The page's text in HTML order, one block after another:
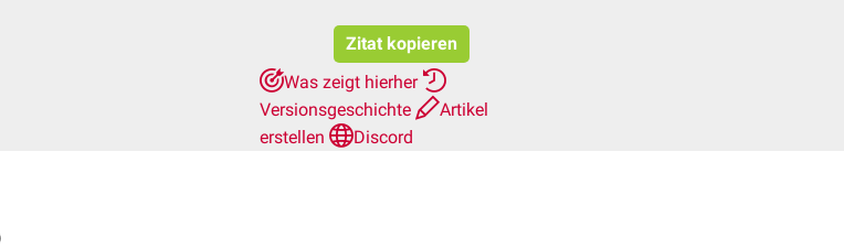
Zitat kopieren
Was zeigt hierher
Versionsgeschichte
Artikel
erstellen
Discord